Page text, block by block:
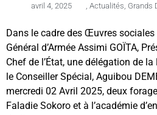
avril 4, 2025 Actualités Grands
Dans le cadre des Œuvres sociales
Général d’Armée Assimi GOÏTA,
Chef de l’État, une délégation de
le Conseiller Spécial, Aguibou
mercredi 02 Avril 2025, deux
Faladie Sokoro et à l’académie